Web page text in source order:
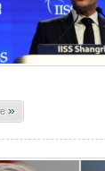
»